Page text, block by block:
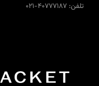
تلفن: 40777187-021